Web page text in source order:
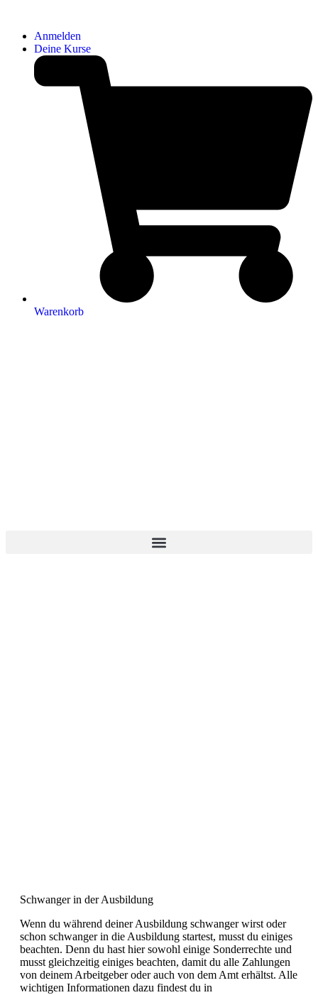
Anmelden
Deine Kurse
Warenkorb
Schwanger in der Ausbildung
Wenn du während deiner Ausbildung schwanger wirst oder
schon schwanger in die Ausbildung startest, musst du einiges
beachten. Denn du hast hier sowohl einige Sonderrechte und
musst gleichzeitig einiges beachten, damit du alle Zahlungen
von deinem Arbeitgeber oder auch von dem Amt erhältst. Alle
wichtigen Informationen dazu findest du in